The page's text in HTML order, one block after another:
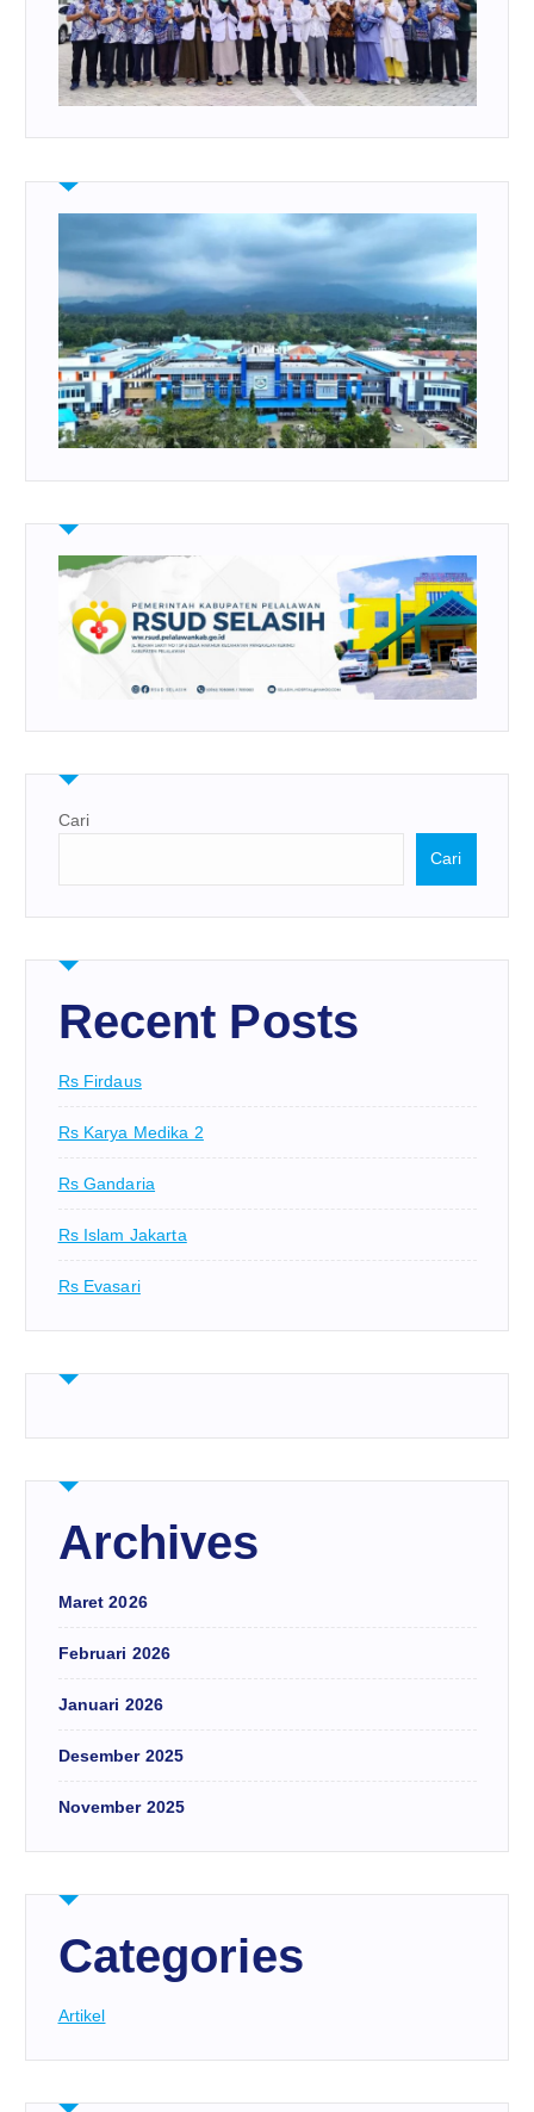
Cari
Cari
Recent Posts
Rs Firdaus
Rs Karya Medika 2
Rs Gandaria
Rs Islam Jakarta
Rs Evasari
Archives
Maret 2026
Februari 2026
Januari 2026
Desember 2025
November 2025
Categories
Artikel